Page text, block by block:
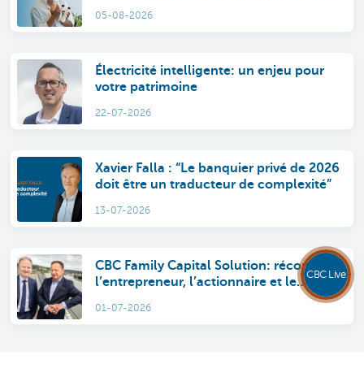
05-08-2026
Électricité intelligente: un enjeu pour
votre patrimoine
22-07-2026
Xavier Falla : “Le banquier privé de 2026
doit être un traducteur de complexité”
13-07-2026
CBC Family Capital Solution: réconcilier
l’entrepreneur, l’actionnaire et le
01-07-2026
CBC Live